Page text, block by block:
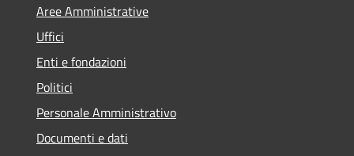
Aree Amministrative
Uffici
Enti e fondazioni
Politici
Personale Amministrativo
Documenti e dati